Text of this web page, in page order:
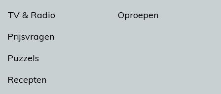
TV & Radio
Prijsvragen
Puzzels
Recepten
Oproepen